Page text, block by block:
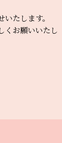
たします。
くお願いいたし